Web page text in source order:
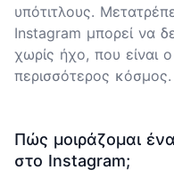
υπότιτλους.
Instagram μπορεί να
χωρίς ήχο, που είναι
περισσότερος κόσμος.
Πώς μοιράζομαι
στο Instagram;